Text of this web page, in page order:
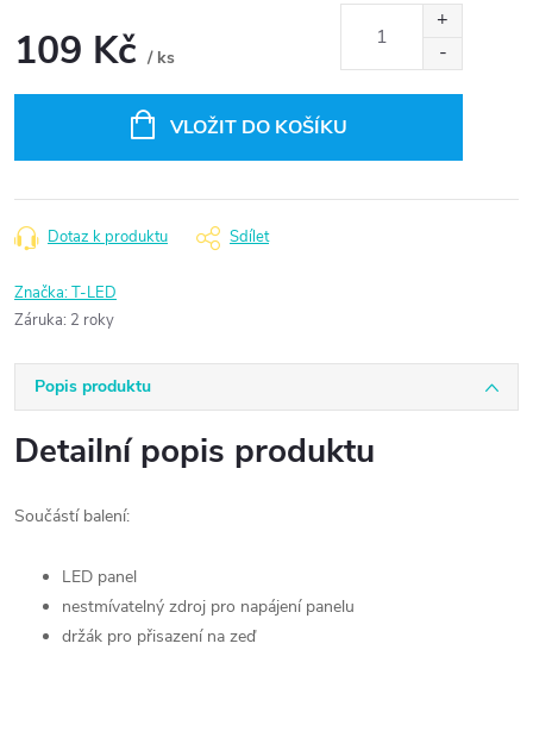
109 Kč / ks
VLOŽIT DO KOŠÍKU
Dotaz k produktu Sdílet
Značka:T-LED
Záruka: 2 roky
Popis produktu
Detailní popis produktu
Součástí balení:
LED panel
nestmívatelný zdroj pro napájení panelu
držák pro přisazení na zeď